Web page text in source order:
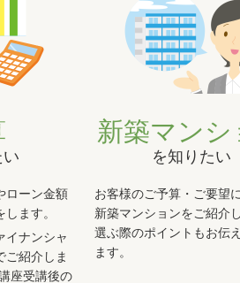
い
ローン金額
ます。
イナンシャ
ご紹介しま
座受講後の
新築マンシ
を知りたい
お客様のご予算・ご要望
新築マンションをご紹介
選ぶ際のポイントもお伝
ます。